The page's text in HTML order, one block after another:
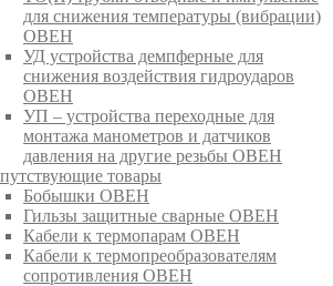
для снижения температуры (вибрации)
ОВЕН
УД устройства демпферные для
снижения воздействия гидроударов
ОВЕН
УП – устройства переходные для
монтажа манометров и датчиков
давления на другие резьбы ОВЕН
товары
Бобышки ОВЕН
Гильзы защитные сварные ОВЕН
Кабели к термопарам ОВЕН
Кабели к термопреобразователям
сопротивления ОВЕН